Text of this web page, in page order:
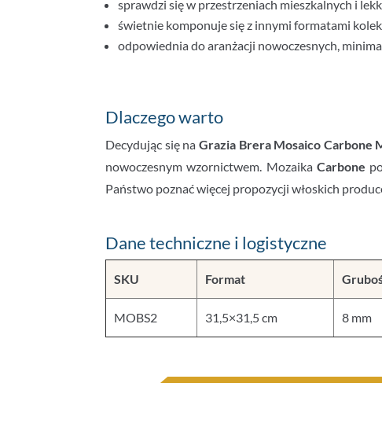
sprawdzi się w przestrzeniach mieszkalnych i
świetnie komponuje się z innymi formatami
odpowiednia do aranżacji nowoczesnych,
Dlaczego warto
Decydując się naGrazia Brera Mosaico Carbone
nowoczesnym wzornictwem. Mozaika Carbone
Państwo poznać więcej propozycji włoskich
Dane techniczne i logistyczne
SKU Format
MOBS2 31,5×31,5 cm 8 mm